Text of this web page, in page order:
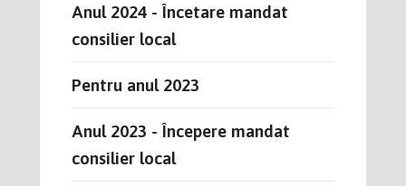
Anul 2024 - Încetare mandat
consilier local
Pentru anul 2023
Anul 2023 - Începere mandat
consilier local